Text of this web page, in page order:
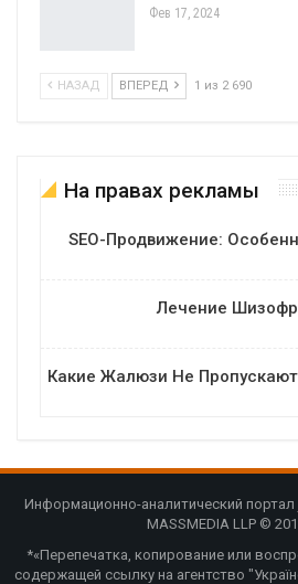
Фев 17, 2024
НАЗАД ВПЕРЕД 1 из 2 690
На правах рекламы
SEO-Продвижение:
Лечение
Какие Жалюзи Не
Информационно-аналитический портал
MASSMEDIA LLP ©
*«Перепечатка, копирование или
содержащей ссылку на агентство